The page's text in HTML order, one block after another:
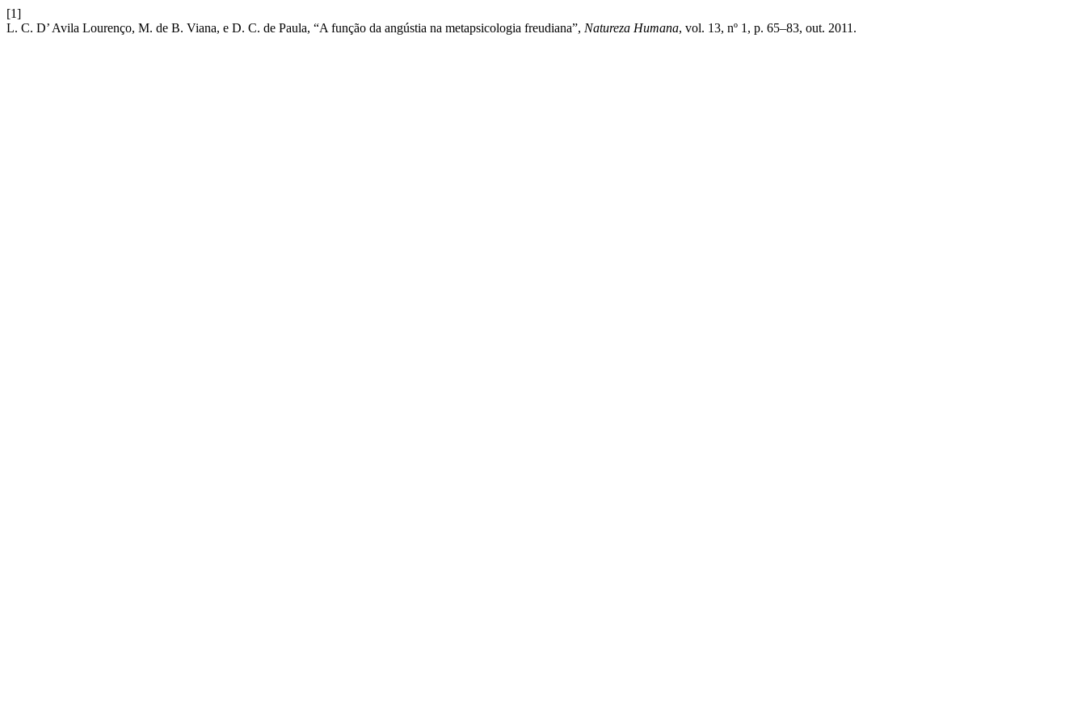
[1]
L. C. D’ Avila Lourenço, M. de B. Viana, e D. C. de Paula, “A função da angústia na metapsicologia freudiana”, Natureza Humana, vol. 13, nº 1, p. 65–83, out. 2011.